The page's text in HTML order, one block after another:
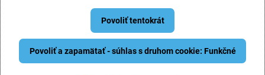
Povoliť tentokrát
Povoliť a zapamätať - súhlas s druhom cookie: Funkčné